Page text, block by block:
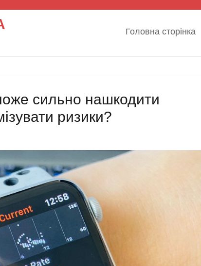
Головна сторінка
сильно нашкодити
ризики?